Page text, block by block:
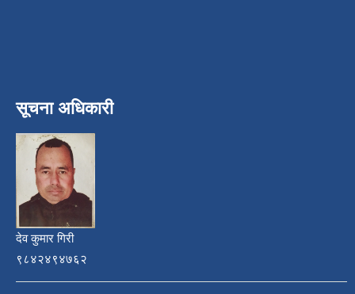
सूचना अधिकारी
देव कुमार गिरी
९८४२४९४७६२